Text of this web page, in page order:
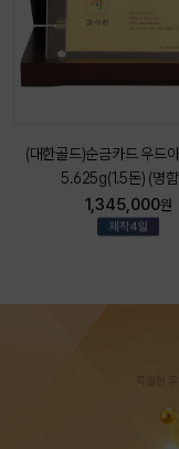
드)순금카드 우드아크릴상패
5.625g(1.5돈) (명함형)
1,345,000원